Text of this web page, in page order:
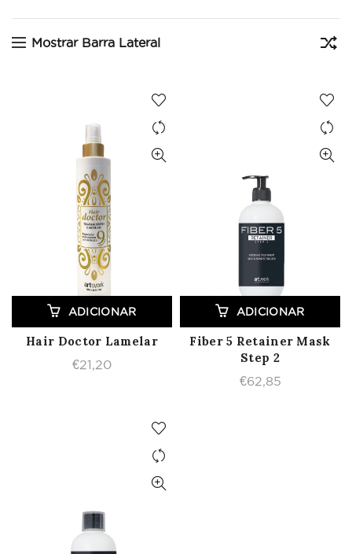
Mostrar Barra Lateral
ADICIONAR
Hair Doctor Lamelar
€21,20
ADICIONAR
Fiber 5 Retainer Mask
Step 2
€62,85